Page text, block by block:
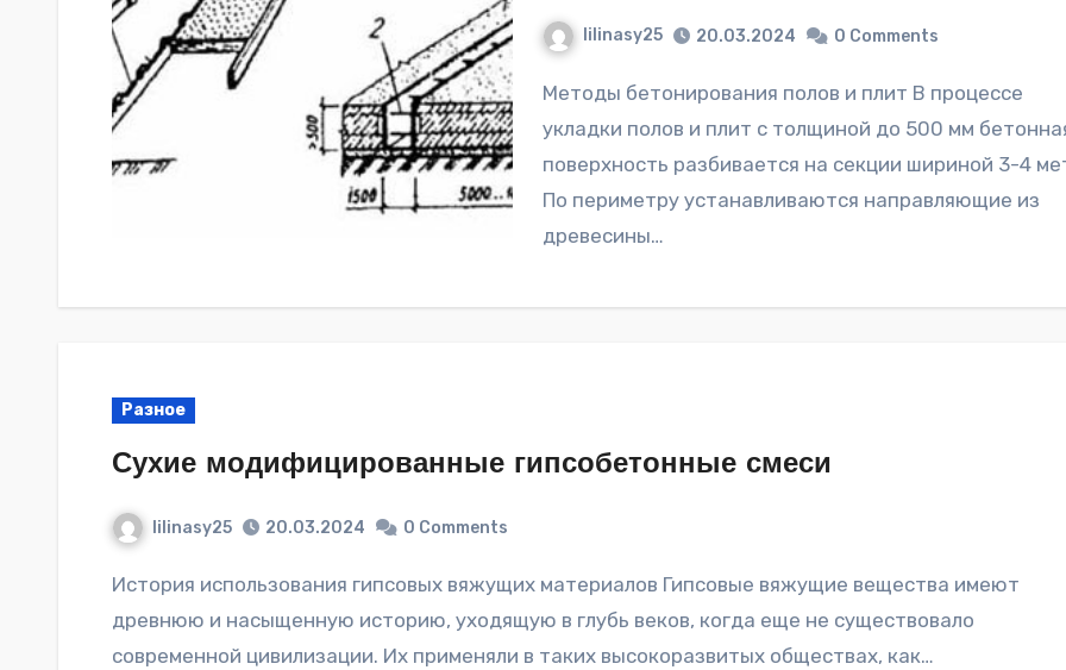
lilinasy25 20.03.2024 0 Comments
Методы бетонирования полов и плит В процессе
укладки полов и плит с толщиной до 500 мм
поверхность разбивается на секции шириной 3-4
По периметру устанавливаются направляющие из
древесины…
Разное
Сухие модифицированные гипсобетонные смеси
lilinasy25 20.03.2024 0 Comments
История использования гипсовых вяжущих материалов Гипсовые вяжущие вещества имеют
древнюю и насыщенную историю, уходящую в глубь веков, когда еще не существовало
современной цивилизации. Их применяли в таких высокоразвитых обществах, как…